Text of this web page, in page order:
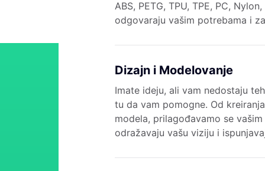
ABS, PETG, TPU, TPE, PC,
odgovaraju vašim potrebama i
Dizajn i Modelovanje
Imate ideju, ali vam nedostaju
tu da vam pomogne. Od
modela, prilagođavamo se
odražavaju vašu viziju i